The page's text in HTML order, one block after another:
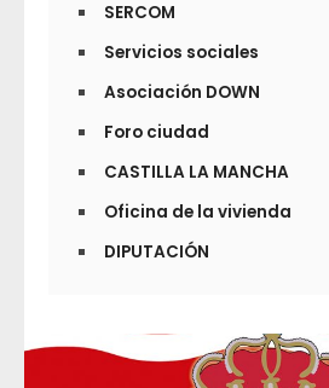
SERCOM
Servicios sociales
Asociación DOWN
Foro ciudad
CASTILLA LA MANCHA
Oficina de la vivienda
DIPUTACIÓN